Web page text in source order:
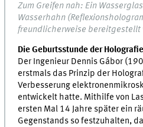
Zum Greifen nah: Ein
Wasserhahn
freundlicherweise bereitgestellt
Die Geburtsstunde der Holografie
Der Ingenieur Dennis Gábor
erstmals das Prinzip der
Verbesserung
entwickelt hatte. Mithilfe von
ersten Mal 14 Jahre später ein
Gegenstands so festzuhalten,